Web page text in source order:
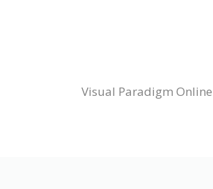
Visual Paradigm Online